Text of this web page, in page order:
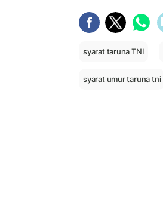
syarat taruna TNI
syarat umur taruna tni